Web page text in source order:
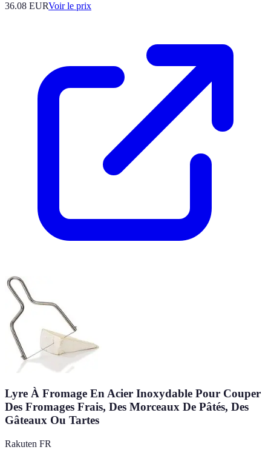
36.08 EURVoir le prix
Lyre À Fromage En Acier Inoxydable Pour Couper
Des Fromages Frais, Des Morceaux De Pâtés, Des
Gâteaux Ou Tartes
Rakuten FR